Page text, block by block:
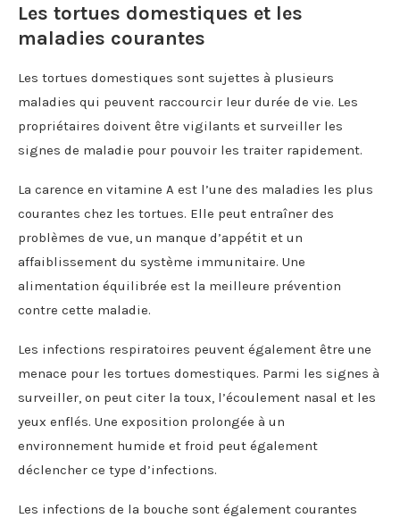
Les tortues domestiques et les
maladies courantes
Les tortues domestiques sont sujettes à plusieurs
maladies qui peuvent raccourcir leur durée de vie. Les
propriétaires doivent être vigilants et surveiller les
signes de maladie pour pouvoir les traiter rapidement.
La carence en vitamine A est l’une des maladies les plus
courantes chez les tortues. Elle peut entraîner des
problèmes de vue, un manque d’appétit et un
affaiblissement du système immunitaire. Une
alimentation équilibrée est la meilleure prévention
contre cette maladie.
Les infections respiratoires peuvent également être une
menace pour les tortues domestiques. Parmi les signes à
surveiller, on peut citer la toux, l’écoulement nasal et les
yeux enflés. Une exposition prolongée à un
environnement humide et froid peut également
déclencher ce type d’infections.
Les infections de la bouche sont également courantes